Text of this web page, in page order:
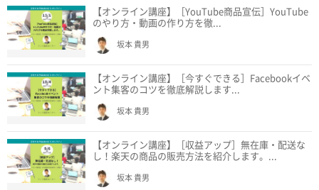
【オンライン講座】［YouTube商品宣伝］YouTube
のやり方・動画の作り方を徹...
坂本 貴男
【オンライン講座】［今すぐできる］Facebookイベ
ント集客のコツを徹底解説します...
坂本 貴男
【オンライン講座】［収益アップ］無在庫・配送な
し！楽天の商品の販売方法を紹介します。...
坂本 貴男